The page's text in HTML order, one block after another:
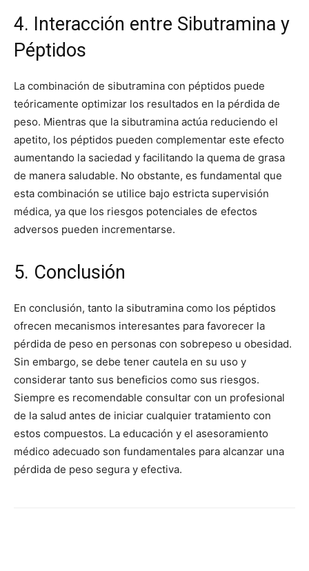
4. Interacción entre Sibutramina y
Péptidos
La combinación de sibutramina con péptidos puede
teóricamente optimizar los resultados en la pérdida de
peso. Mientras que la sibutramina actúa reduciendo el
apetito, los péptidos pueden complementar este efecto
aumentando la saciedad y facilitando la quema de grasa
de manera saludable. No obstante, es fundamental que
esta combinación se utilice bajo estricta supervisión
médica, ya que los riesgos potenciales de efectos
adversos pueden incrementarse.
5. Conclusión
En conclusión, tanto la sibutramina como los péptidos
ofrecen mecanismos interesantes para favorecer la
pérdida de peso en personas con sobrepeso u obesidad.
Sin embargo, se debe tener cautela en su uso y
considerar tanto sus beneficios como sus riesgos.
Siempre es recomendable consultar con un profesional
de la salud antes de iniciar cualquier tratamiento con
estos compuestos. La educación y el asesoramiento
médico adecuado son fundamentales para alcanzar una
pérdida de peso segura y efectiva.